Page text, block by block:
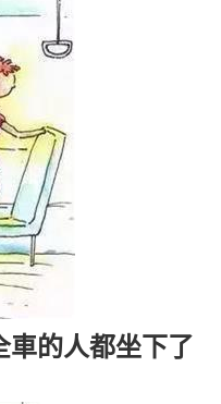
車的人都坐下了